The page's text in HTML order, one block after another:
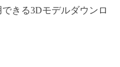
きる3Dモデルダウンロ